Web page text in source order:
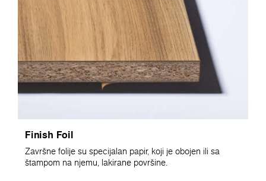
Finish Foil
Završne folije su specijalan papir, koji je obojen ili sa
štampom na njemu, lakirane površine.